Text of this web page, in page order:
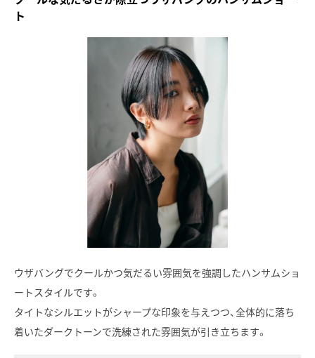
ト
ウザバングでクールかつ気だるい雰囲気を強調したハンサムショ
ートスタイルです。
タイトなシルエットがシャープな印象を与えつつ、全体的に落ち
着いたダークトーンで洗練された雰囲気が引き立ちます。